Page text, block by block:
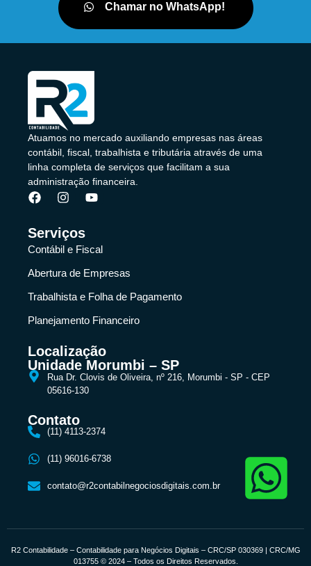
Chamar no WhatsApp!
Atuamos no mercado auxiliando empresas nas áreas
contábil, fiscal, trabalhista e tributária através de uma
linha completa de serviços que facilitam a sua
administração financeira.
Serviços
Contábil e Fiscal
Abertura de Empresas
Trabalhista e Folha de Pagamento
Planejamento Financeiro
Localização
Unidade Morumbi – SP
Rua Dr. Clovis de Oliveira, nº 216, Morumbi - SP - CEP
05616-130
Contato
(11) 4113-2374
(11) 96016-6738
contato@r2contabilnegociosdigitais.com.br
R2 Contabilidade – Contabilidade para Negócios Digitais – CRC/SP 030369 | CRC/MG
013755 © 2024 – Todos os Direitos Reservados.